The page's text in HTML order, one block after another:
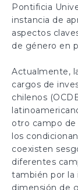
Pontificia
instancia de
aspectos
de género en
Actualmente,
cargos de
chilenos
otro campo de
los
coexisten
diferentes
también por la
dimensión de